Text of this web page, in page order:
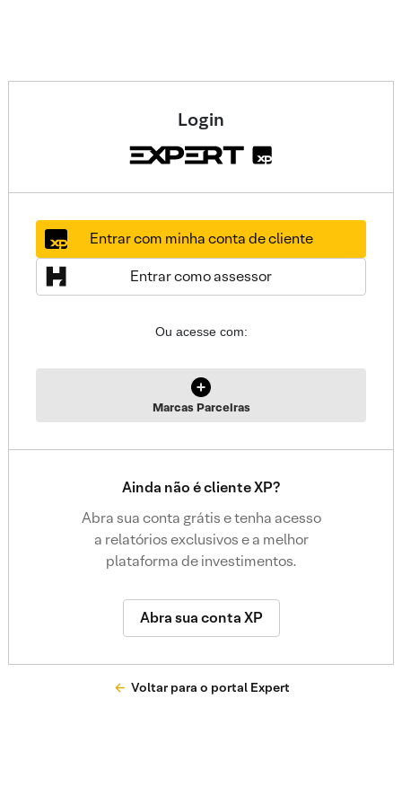
Login
Entrar com minha conta de cliente
Entrar como assessor
Ou acesse com:
Marcas Parceiras
Ainda não é cliente XP?
Abra sua conta grátis e tenha acesso
a relatórios exclusivos e a melhor
plataforma de investimentos.
Abra sua conta XP
Voltar para o portal Expert